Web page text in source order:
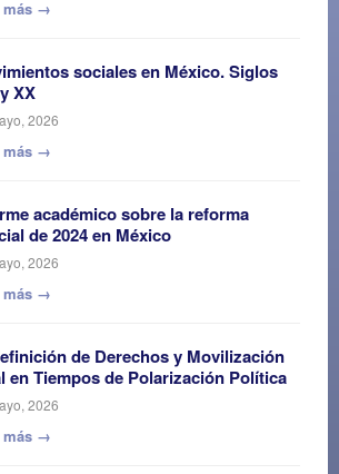
más →
sociales en México. Siglos
XX
2026
más →
académico sobre la reforma
de 2024 en México
2026
más →
de Derechos y Movilización
en Tiempos de Polarización Política
2026
más →